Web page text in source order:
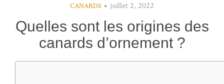
CANARDS juillet 2, 2022
Quelles sont les origines des
canards d’ornement ?